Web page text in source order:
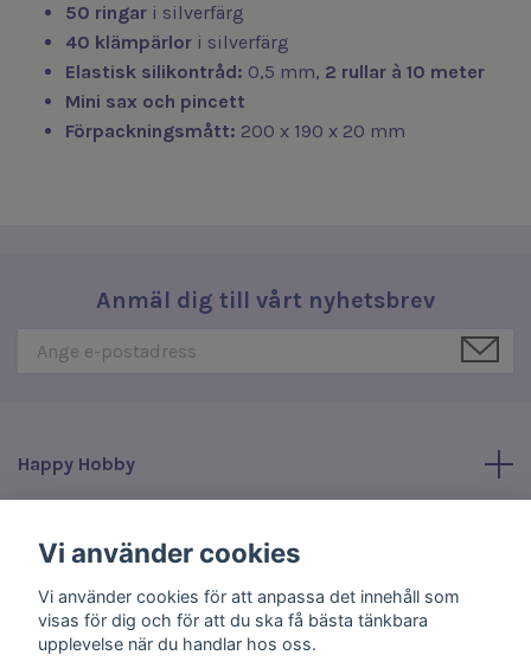
50 ringar i silverfärg
40 klämpärlor i silverfärg
Elastisk silikontråd: 0,5 mm, 2 rullar à 10 meter
Mini sax och pincett
Förpackningsmått: 200 x 190 x 20 mm
Anmäl dig till vårt nyhetsbrev
Happy Hobby
Sociala medier
Vi använder cookies
Vi använder cookies för att anpassa det innehåll som
visas för dig och för att du ska få bästa tänkbara
upplevelse när du handlar hos oss.